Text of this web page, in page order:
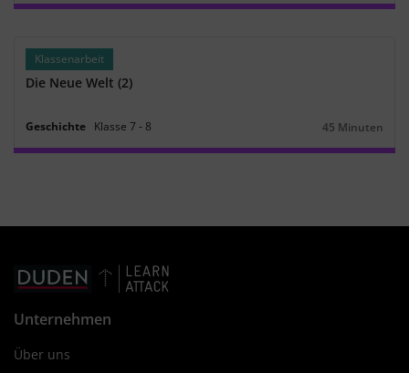
Klassenarbeit
Die Neue Welt (2)
Geschichte Klasse 7 ‐ 8
Dauer:
45 Minuten
Unternehmen
Über uns